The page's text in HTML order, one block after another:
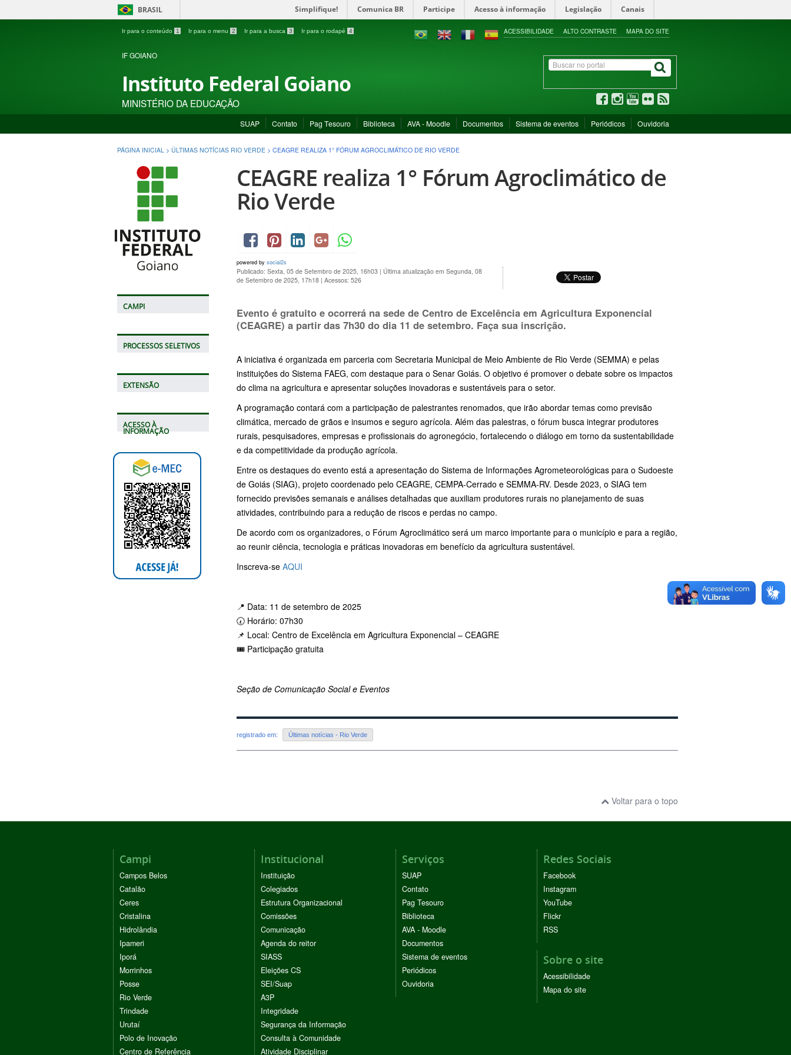
BRASIL Simplifique! Comunica BR Participe Acesso à informação Legislação Canais
Ir para o conteúdo 1 Ir para o menu 2 Ir para a busca 3 Ir para o rodapé 4 ACESSIBILIDADE ALTO CONTRASTE MAPA DO SITE
IF GOIANO
Instituto Federal Goiano
MINISTÉRIO DA EDUCAÇÃO
SUAP Contato Pag Tesouro Biblioteca AVA - Moodle Documentos Sistema de eventos Periódicos Ouvidoria
PÁGINA INICIAL > ÚLTIMAS NOTÍCIAS RIO VERDE > CEAGRE REALIZA 1° FÓRUM AGROCLIMÁTICO DE RIO VERDE
CAMPI
PROCESSOS SELETIVOS
EXTENSÃO
ACESSO À
INFORMAÇÃO
CEAGRE realiza 1° Fórum Agroclimático de
Rio Verde
powered by social2s
Publicado: Sexta, 05 de Setembro de 2025, 16h03 | Última atualização em Segunda, 08
de Setembro de 2025, 17h18 | Acessos: 526
Evento é gratuito e ocorrerá na sede de Centro de Excelência em Agricultura Exponencial
(CEAGRE) a partir das 7h30 do dia 11 de setembro. Faça sua inscrição.
A iniciativa é organizada em parceria com Secretaria Municipal de Meio Ambiente de Rio Verde (SEMMA) e pelas
instituições do Sistema FAEG, com destaque para o Senar Goiás. O objetivo é promover o debate sobre os impactos
do clima na agricultura e apresentar soluções inovadoras e sustentáveis para o setor.
A programação contará com a participação de palestrantes renomados, que irão abordar temas como previsão
climática, mercado de grãos e insumos e seguro agrícola. Além das palestras, o fórum busca integrar produtores
rurais, pesquisadores, empresas e profissionais do agronegócio, fortalecendo o diálogo em torno da sustentabilidade
e da competitividade da produção agrícola.
Entre os destaques do evento está a apresentação do Sistema de Informações Agrometeorológicas para o Sudoeste
de Goiás (SIAG), projeto coordenado pelo CEAGRE, CEMPA-Cerrado e SEMMA-RV. Desde 2023, o SIAG tem
fornecido previsões semanais e análises detalhadas que auxiliam produtores rurais no planejamento de suas
atividades, contribuindo para a redução de riscos e perdas no campo.
De acordo com os organizadores, o Fórum Agroclimático será um marco importante para o município e para a região,
ao reunir ciência, tecnologia e práticas inovadoras em benefício da agricultura sustentável.
Inscreva-se AQUI
📍 Data: 11 de setembro de 2025
🕢 Horário: 07h30
📌 Local: Centro de Excelência em Agricultura Exponencial – CEAGRE
🎟️ Participação gratuita
Seção de Comunicação Social e Eventos
registrado em: Últimas notícias - Rio Verde
Voltar para o topo
Campi
Campos Belos
Catalão
Ceres
Cristalina
Hidrolândia
Ipameri
Iporá
Morrinhos
Posse
Rio Verde
Trindade
Urutaí
Polo de Inovação
Centro de Referência
Institucional
Instituição
Colegiados
Estrutura Organizacional
Comissões
Comunicação
Agenda do reitor
SIASS
Eleições CS
SEI/Suap
A3P
Integridade
Segurança da Informação
Consulta à Comunidade
Atividade Disciplinar
Serviços
SUAP
Contato
Pag Tesouro
Biblioteca
AVA - Moodle
Documentos
Sistema de eventos
Periódicos
Ouvidoria
Redes Sociais
Facebook
Instagram
YouTube
Flickr
RSS
Sobre o site
Acessibilidade
Mapa do site